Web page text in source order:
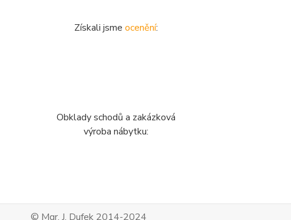
Získali jsme ocenění:
Obklady schodů a zakázková
výroba nábytku:
© Mgr. J. Dufek 2014-2024